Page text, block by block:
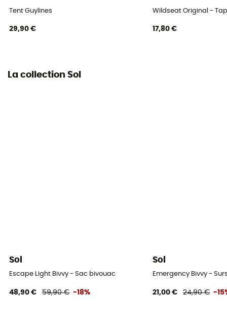
Tent Guylines
29,90 €
Wildseat Original -
17,80 €
La collection Sol
Sol
Escape Light Bivvy - Sac bivouac
48,90 € 59,90 € -18%
Sol
Emergency Bivvy -
21,00 € 24,90 € -